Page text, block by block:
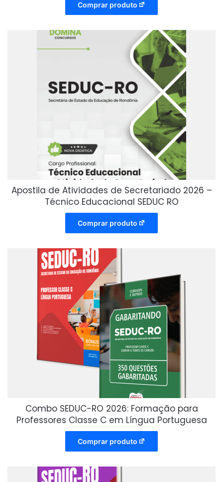
Comprar produto
Apostila de Atividades de Secretariado 2026 –
Técnico Educacional SEDUC RO
Comprar produto
Combo SEDUC-RO 2026: Formação para
Professores Classe C em Língua Portuguesa
Comprar produto